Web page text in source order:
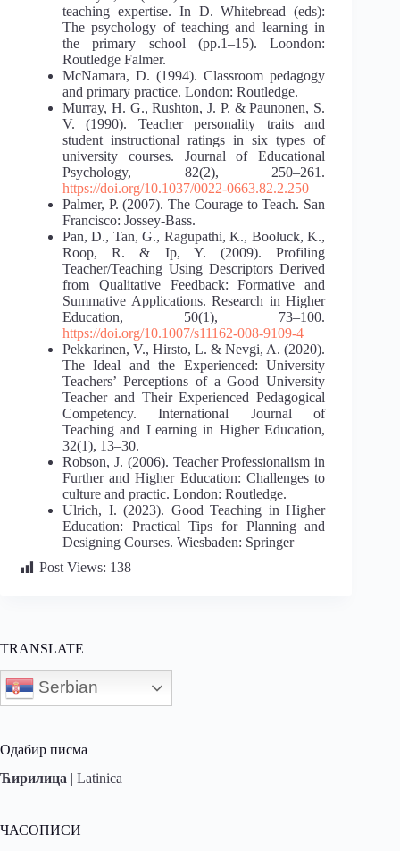
teaching expertise. In D. Whitebread (еds):
The psychology of teaching and learning in
the primary school (рр.1–15). Loondon:
Routledge Falmer.
McNamara, D. (1994). Classroom pedagogy
and primary practice. London: Routledge.
Murray, H. G., Rushton, J. P. & Paunonen, S.
V. (1990). Teacher personality traits and
student instructional ratings in six types of
university courses. Journal of Educational
Psychology, 82(2), 250–261.
https://doi.org/10.1037/0022-0663.82.2.250
Palmer, P. (2007). The Courage to Teach. San
Francisco: Jossey-Bass.
Pan, D., Tan, G., Ragupathi, K., Booluck, K.,
Roop, R. & Ip, Y. (2009). Profiling
Teacher/Teaching Using Descriptors Derived
from Qualitative Feedback: Formative and
Summative Applications. Research in Higher
Education, 50(1), 73–100.
https://doi.org/10.1007/s11162-008-9109-4
Pekkarinen, V., Hirsto, L. & Nevgi, A. (2020).
The Ideal and the Experienced: University
Teachers’ Perceptions of a Good University
Teacher and Their Experienced Pedagogical
Competency. International Journal of
Teaching and Learning in Higher Education,
32(1), 13–30.
Robson, J. (2006). Teacher Professionalism in
Further and Higher Education: Challenges to
culture and practic. London: Routledge.
Ulrich, I. (2023). Good Teaching in Higher
Education: Practical Tips for Planning and
Designing Courses. Wiesbaden: Springer
Post Views: 138
TRANSLATE
Serbian
Одабир писма
Ћирилица | Latinica
ЧАСОПИСИ